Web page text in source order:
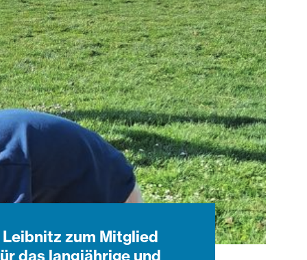
zum Mitglied
das langjährige und